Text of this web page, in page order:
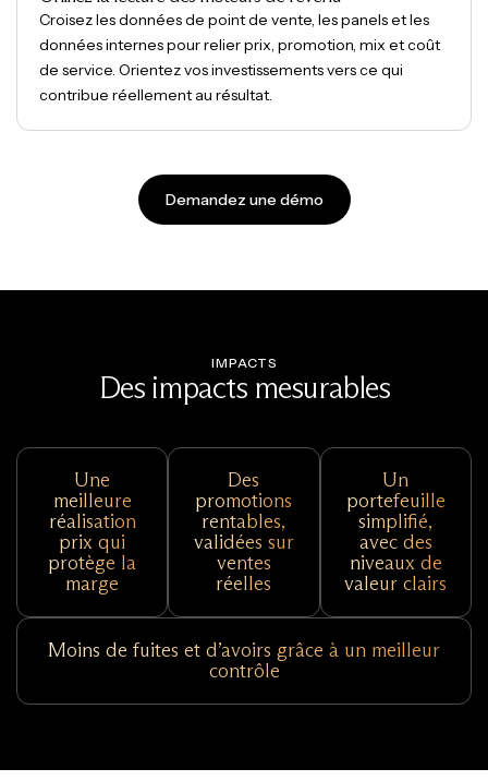
Croisez les données de point de vente, les panels et les
données internes pour relier prix, promotion, mix et coût
de service. Orientez vos investissements vers ce qui
contribue réellement au résultat.
Demandez une démo
IMPACTS
Des impacts mesurables
Une
meilleure
réalisation
prix qui
protège la
marge
Des
promotions
rentables,
validées sur
ventes
réelles
Un
portefeuille
simplifié,
avec des
niveaux de
valeur clairs
Moins de fuites et d’avoirs grâce à un meilleur
contrôle